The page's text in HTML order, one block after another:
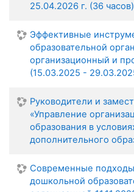
25.04.2026 г. (36 часов)
Эффективные
образовательной
организационный и
(15.03.2025 -
Руководители и
«Управление
образования в
дополнительного
Современные
дошкольной